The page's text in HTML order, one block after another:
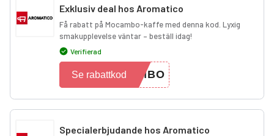
Exklusiv deal hos Aromatico
Få rabatt på Mocambo-kaffe med denna kod. Lyxig
smakupplevelse väntar – beställ idag!
Verifierad
AMBO
Se rabattkod
Specialerbjudande hos Aromatico